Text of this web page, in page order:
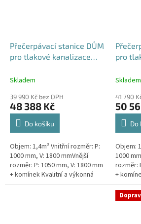
Přečerpávací stanice DŮM
pro tlakové kanalizace
Skladem
39 990 Kč bez DPH
48 388 Kč
Do košíku
Objem: 1,4m³ Vnitřní rozměr: P:
1000 mm, V: 1800 mmVnější
rozměr: P: 1050 mm, V: 1800 mm
+ komínek Kvalitní a výkonná
přečerpávací stanice k
pro
Skladem
41 790
50
Do
Objem:
1000
rozměr:
+